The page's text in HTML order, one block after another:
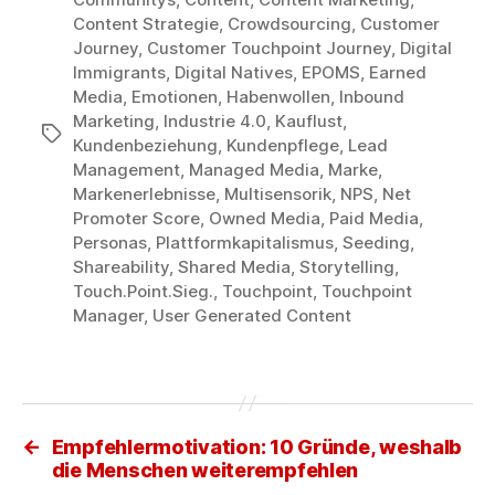
Schlagwörter
Content Strategie, Crowdsourcing, Customer
Journey, Customer Touchpoint Journey, Digital
Immigrants, Digital Natives, EPOMS, Earned
Media, Emotionen, Habenwollen, Inbound
Marketing, Industrie 4.0, Kauflust,
Kundenbeziehung, Kundenpflege, Lead
Management, Managed Media, Marke,
Markenerlebnisse, Multisensorik, NPS, Net
Promoter Score, Owned Media, Paid Media,
Personas, Plattformkapitalismus, Seeding,
Shareability, Shared Media, Storytelling,
Touch.Point.Sieg., Touchpoint, Touchpoint
Manager, User Generated Content
←
Empfehlermotivation: 10 Gründe, weshalb
die Menschen weiterempfehlen